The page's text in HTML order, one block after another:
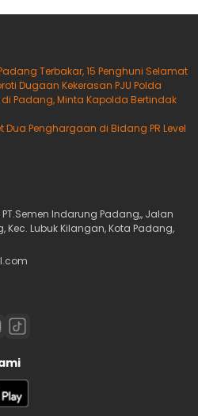
Terbakar, 15 Penghuni Selamat
Dugaan Kekerasan PJU Polda
Padang, Minta Kapolda Bertindak
Dua Penghargaan di Bidang PR Level
Indarung Padang,, Jalan
Lubuk Kilangan, Kota Padang,